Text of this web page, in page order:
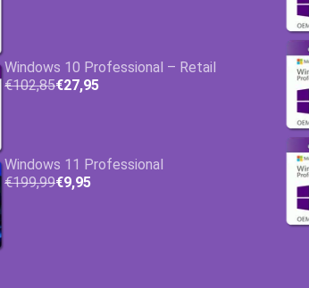
Windows 10 Professional – Retail
€102,85€27,95
Windows 11 Professional
€199,99€9,95